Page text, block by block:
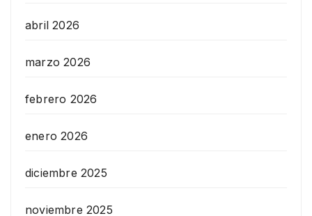
abril 2026
marzo 2026
febrero 2026
enero 2026
diciembre 2025
noviembre 2025